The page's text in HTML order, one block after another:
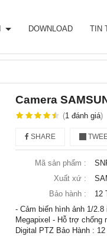
DOWNLOAD TIN
Camera
(1 đánh giá)
SHARE
Mã sản phẩm :
Xuất xứ :
Bảo hành :
12
- Cảm biến hình ảnh 1/
Megapixel - Hỗ trợ
Digital PTZ Bảo Hành :